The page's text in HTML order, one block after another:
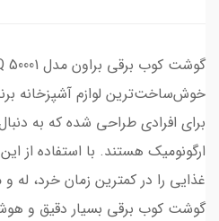
خوش‌ساخت‌ترین لوازم آشپزخانه
برای افرادی طراحی شده که به
ارگونومیک هستند. با استفاده از
غذایی را در کمترین زمان خرد،
گوشت کوب برقی بسیار دقیق و